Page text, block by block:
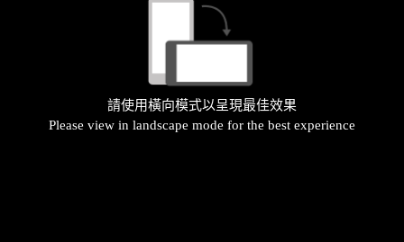
請使用橫向模式以呈現最佳效果
Please view in landscape mode for the best experience